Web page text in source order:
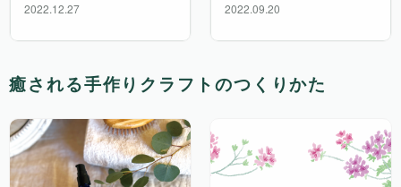
2022.12.27 2022.09.20
癒される手作りクラフトのつくりかた